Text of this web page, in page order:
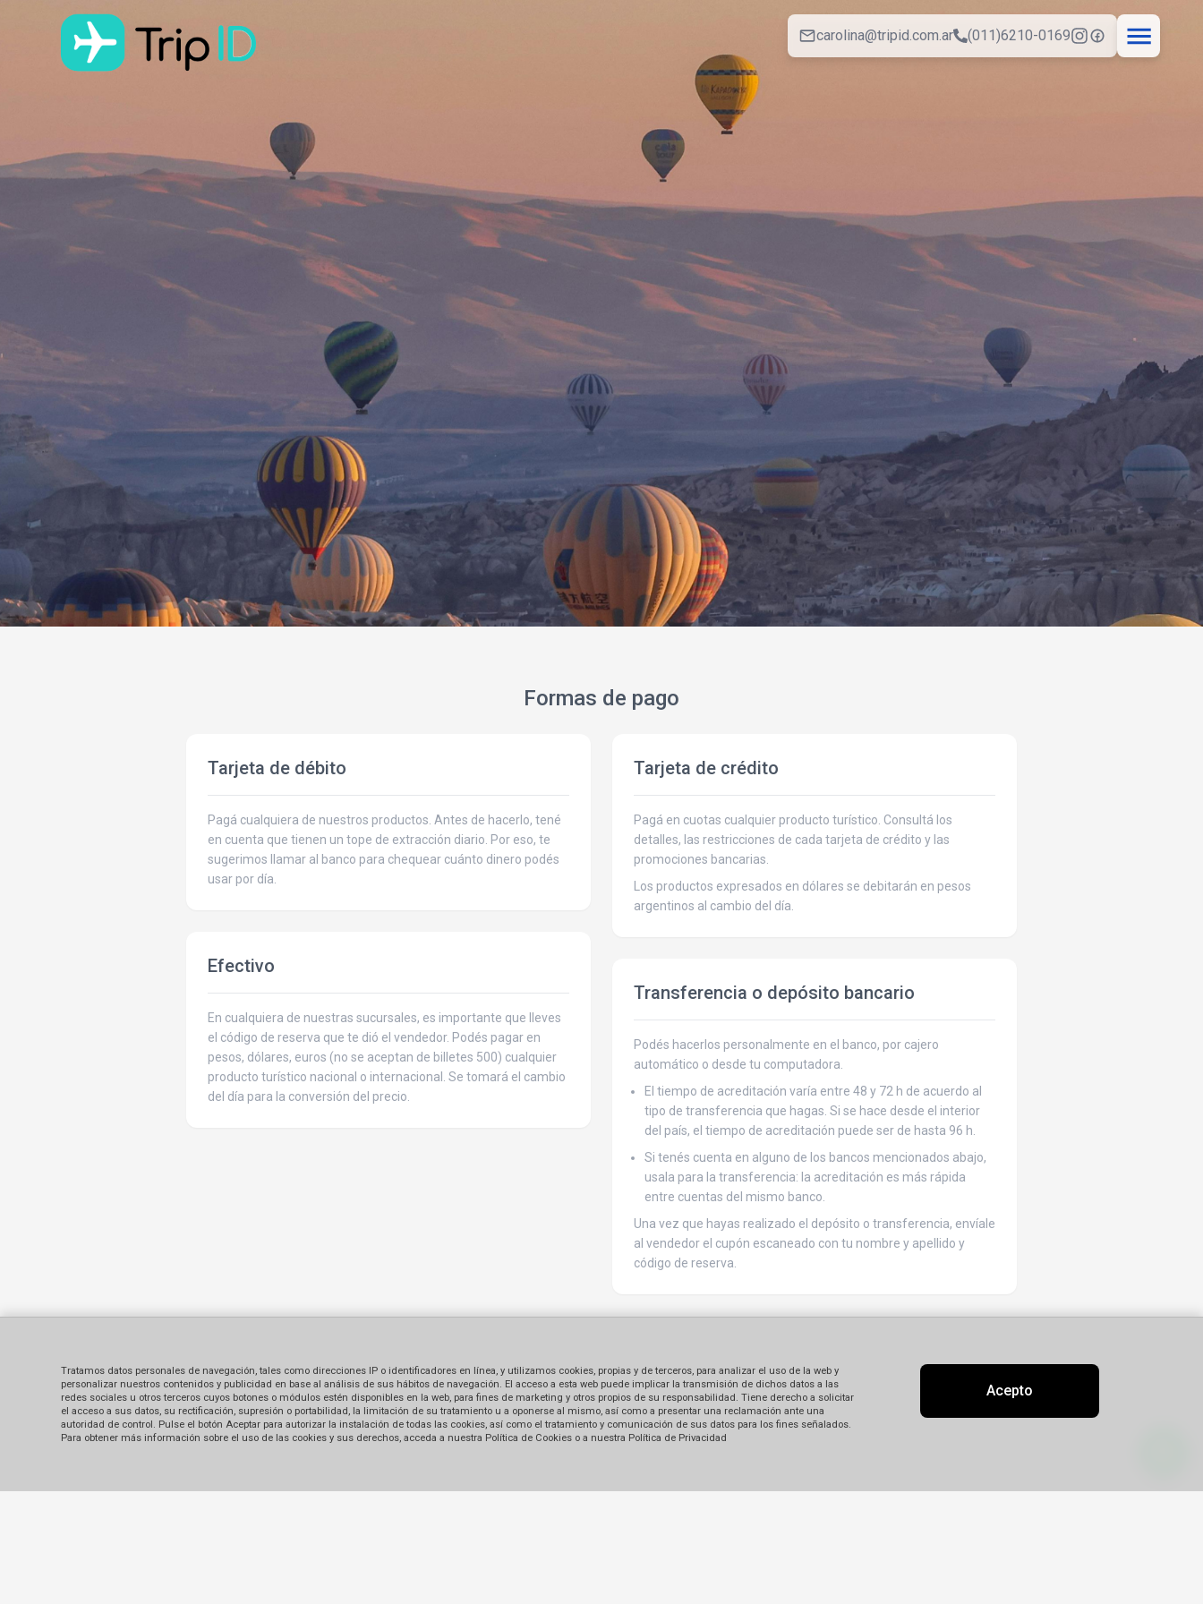
carolina@tripid.com.ar (011)6210-0169
Formas de pago
Tarjeta de débito
Pagá cualquiera de nuestros productos. Antes de hacerlo, tené
en cuenta que tienen un tope de extracción diario. Por eso, te
sugerimos llamar al banco para chequear cuánto dinero podés
usar por día.
Efectivo
En cualquiera de nuestras sucursales, es importante que lleves
el código de reserva que te dió el vendedor. Podés pagar en
pesos, dólares, euros (no se aceptan de billetes 500) cualquier
producto turístico nacional o internacional. Se tomará el cambio
del día para la conversión del precio.
Tarjeta de crédito
Pagá en cuotas cualquier producto turístico. Consultá los
detalles, las restricciones de cada tarjeta de crédito y las
promociones bancarias.
Los productos expresados en dólares se debitarán en pesos
argentinos al cambio del día.
Transferencia o depósito bancario
Podés hacerlos personalmente en el banco, por cajero
automático o desde tu computadora.
El tiempo de acreditación varía entre 48 y 72 h de acuerdo al
tipo de transferencia que hagas. Si se hace desde el interior
del país, el tiempo de acreditación puede ser de hasta 96 h.
Si tenés cuenta en alguno de los bancos mencionados abajo,
usala para la transferencia: la acreditación es más rápida
entre cuentas del mismo banco.
Una vez que hayas realizado el depósito o transferencia, envíale
al vendedor el cupón escaneado con tu nombre y apellido y
código de reserva.
Tratamos datos personales de navegación, tales como direcciones IP o identificadores en línea, y utilizamos cookies, propias y de terceros, para analizar el uso de la web y
personalizar nuestros contenidos y publicidad en base al análisis de sus hábitos de navegación. El acceso a esta web puede implicar la transmisión de dichos datos a las
redes sociales u otros terceros cuyos botones o módulos estén disponibles en la web, para fines de marketing y otros propios de su responsabilidad. Tiene derecho a solicitar
el acceso a sus datos, su rectificación, supresión o portabilidad, la limitación de su tratamiento u a oponerse al mismo, así como a presentar una reclamación ante una
autoridad de control. Pulse el botón Aceptar para autorizar la instalación de todas las cookies, así como el tratamiento y comunicación de sus datos para los fines señalados.
Para obtener más información sobre el uso de las cookies y sus derechos, acceda a nuestra Política de Cookies o a nuestra Política de Privacidad
Acepto